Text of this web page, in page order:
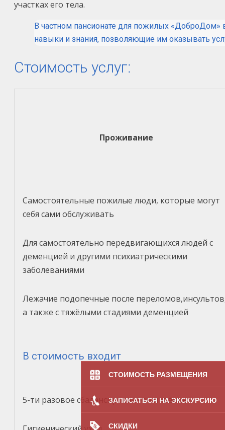
СТОИМОСТЬ РАЗМЕЩЕНИЯ
ЗАПИСАТЬСЯ НА ЭКСКУРСИЮ
СКИДКИ
участках его тела.
В частном пансионате для пожилых «ДоброДом»
навыки и знания, позволяющие им оказывать
Стоимость услуг:
Проживание
Самостоятельные пожилые люди, которые могут
себя сами обслуживать
Для самостоятельно передвигающихся людей с
деменцией и другими психиатрическими
заболеваниями
Лежачие подопечные после
а также с тяжёлыми стадиями деменцией
В стоимость входит
5-ти разовое сбалансированное питание